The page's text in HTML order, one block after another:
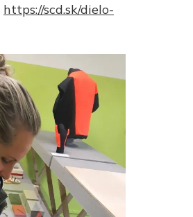
https://scd.sk/dielo-